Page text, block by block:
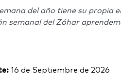
del año tiene su propia
semanal del Zóhar
16 de Septiembre de 2026